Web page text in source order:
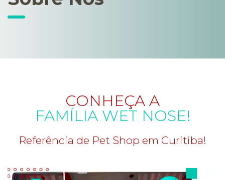
CONHEÇA A
FAMÍLIA WET NOSE!
Referência de Pet Shop em Curitiba!